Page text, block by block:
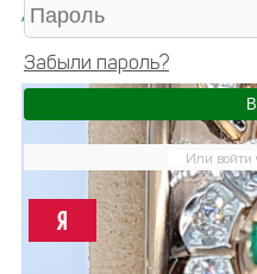
/ ср-22б Браслет 585 (Золото)
Забыли пароль?
Или войти